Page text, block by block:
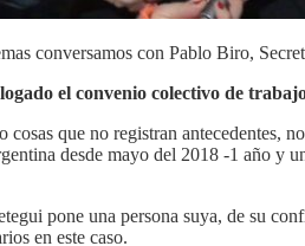
conversamos con Pablo Biro,
el convenio colectivo de
cosas que no registran
desde mayo del 2018 -1 año y
pone una persona suya, de su
en este caso.